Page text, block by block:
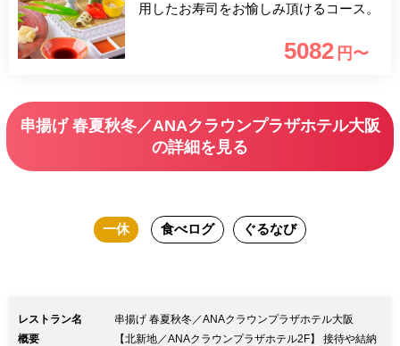
用したお寿司をお愉しみ頂けるコース。
5082 円〜
串揚げ 春夏秋冬／ANAクラウンプラザホテル大阪
の詳細を見る
一休 食べログ ぐるなび
レストラン名
串揚げ 春夏秋冬／ANAクラウンプラザホテル大阪
概要
【北新地／ANAクラウンプラザホテル2F】 接待や結納